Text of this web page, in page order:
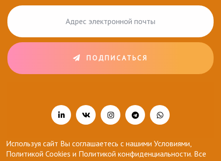
ПОДПИСАТЬСЯ
Используя сайт Вы соглашаетесь с нашими Условиями,
Политикой Cookies и Политикой конфиденциальности. Все